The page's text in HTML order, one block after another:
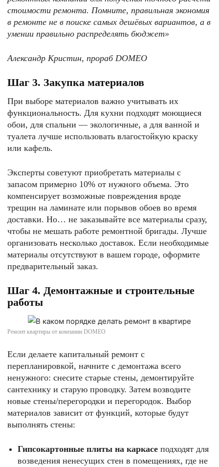
стоимости ремонта. Помните, правильная экономия
в ремонте не в поиске самых дешёвых вариантов, а в
умении правильно распределять бюджет»
Александр Кристин, прораб DOMEO
Шаг 3. Закупка материалов
При выборе материалов важно учитывать их
функциональность. Для кухни подходят моющиеся
обои, для спальни — экологичные, а для ванной и
туалета лучше использовать влагостойкую краску
или кафель.
Эксперты советуют приобретать материалы с
запасом примерно 10% от нужного объема. Это
компенсирует возможные повреждения вроде
трещин на ламинате или порывов обоев во время
доставки. Но… не заказывайте все материалы сразу,
чтобы не мешать работе ремонтной бригады. Лучше
организовать несколько доставок. Если необходимые
материалы отсутствуют в вашем городе, оформите
предварительный заказ.
Шаг 4. Демонтажные и строительные
работы
Ремонт квартиры от компании DOMEO
Если делаете капитальный ремонт с
перепланировкой, начните с демонтажа всего
ненужного: снесите старые стены, демонтируйте
сантехнику и старую проводку. Затем возводите
новые стены/перегородки и перегородок. Выбор
материалов зависит от функций, которые будут
выполнять стены:
Гипсокартонные плиты на каркасе подходят для
возведения ненесущих стен в помещениях, где не